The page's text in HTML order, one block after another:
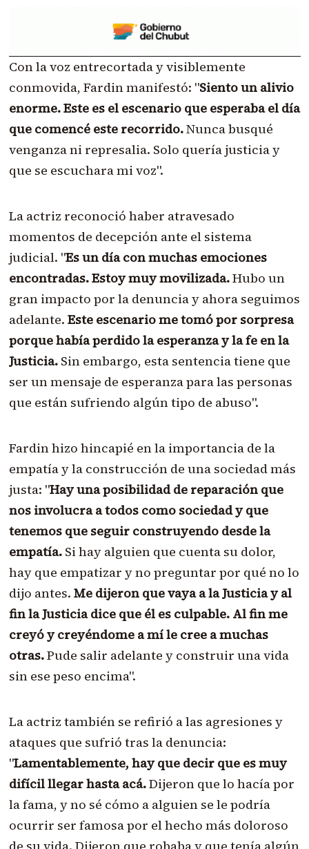
Con la voz entrecortada y visiblemente
conmovida, Fardin manifestó: "Siento un alivio
enorme. Este es el escenario que esperaba el día
que comencé este recorrido.Nunca busqué
venganza ni represalia. Solo quería justicia y
que se escuchara mi voz".
La actriz reconoció haber atravesado
momentos de decepción ante el sistema
judicial. "Es un día con muchas emociones
encontradas. Estoy muy movilizada.Hubo un
gran impacto por la denuncia y ahora seguimos
adelante. Este escenario me tomó por sorpresa
porque había perdido la esperanza y la fe en la
Justicia.Sin embargo, esta sentencia tiene que
ser un mensaje de esperanza para las personas
que están sufriendo algún tipo de abuso".
Fardin hizo hincapié en la importancia de la
empatía y la construcción de una sociedad más
justa: "Hay una posibilidad de reparación que
nos involucra a todos como sociedad y que
tenemos que seguir construyendo desde la
empatía.Si hay alguien que cuenta su dolor,
hay que empatizar y no preguntar por qué no lo
dijo antes. Me dijeron que vaya a la Justicia y al
fin la Justicia dice que él es culpable. Al fin me
creyó y creyéndome a mí le cree a muchas
otras.Pude salir adelante y construir una vida
sin ese peso encima".
La actriz también se refirió a las agresiones y
ataques que sufrió tras la denuncia:
"Lamentablemente, hay que decir que es muy
difícil llegar hasta acá.Dijeron que lo hacía por
la fama, y no sé cómo a alguien se le podría
ocurrir ser famosa por el hecho más doloroso